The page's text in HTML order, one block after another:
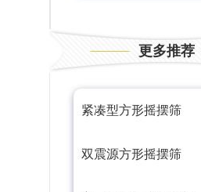
更多推荐
紧凑型方形摇摆筛
双震源方形摇摆筛